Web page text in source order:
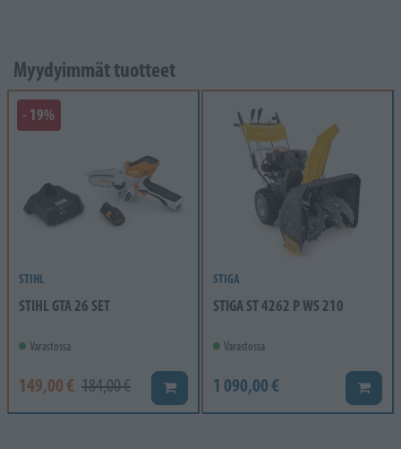
Myydyimmät tuotteet
- 19%
STIHL
STIHL GTA 26 SET
Varastossa
149,00 € 184,00 € Lisää koriin
STIGA
STIGA ST 4262 P WS 210
Varastossa
1 090,00 € Lisää